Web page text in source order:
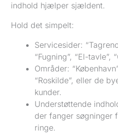
indhold hjælper sjældent.
Hold det simpelt:
Servicesider:
“Fugning”, “El-tavle”,
Områder:
“Roskilde”, eller de
kunder.
Understøttende
der fanger søgninger
ringe.